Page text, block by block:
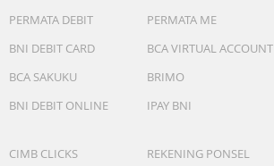
CHIPSET
SoC: MediaTek Dimensity 6300
GPU: Mali-G57 MC2@1072MHz
PERMATA DEBIT
PERMATA ME
BNI DEBIT CARD
BCA VIRTUAL ACCOUNT
BCA SAKUKU
BRIMO
BNI DEBIT ONLINE
IPAY BNI
CIMB CLICKS
REKENING PONSEL